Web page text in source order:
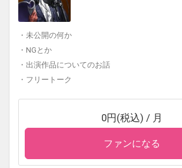
・未公開の何か
・NGとか
・出演作品についてのお話
・フリートーク
0円(税込) / 月
ファンになる